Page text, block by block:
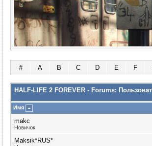
# A B C D E F
HALF-LIFE 2 FOREVER - Forums:
Имя
makc
Новичок
Maksik*RUS*